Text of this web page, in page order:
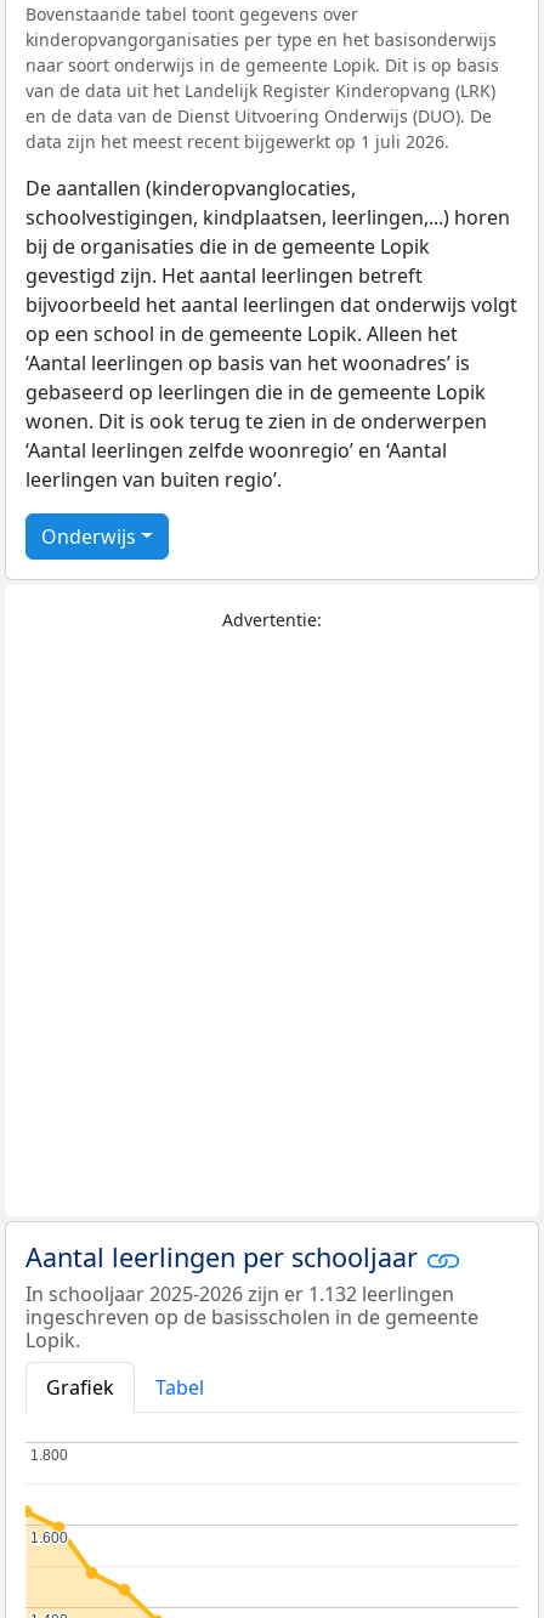
Bovenstaande tabel toont gegevens over
kinderopvangorganisaties per type en het basisonderwijs
naar soort onderwijs in de gemeente Lopik. Dit is op basis
van de data uit het Landelijk Register Kinderopvang (LRK)
en de data van de Dienst Uitvoering Onderwijs (DUO). De
data zijn het meest recent bijgewerkt op 1 juli 2026.
De aantallen (kinderopvanglocaties,
schoolvestigingen, kindplaatsen, leerlingen,...) horen
bij de organisaties die in de gemeente Lopik
gevestigd zijn. Het aantal leerlingen betreft
bijvoorbeeld het aantal leerlingen dat onderwijs volgt
op een school in de gemeente Lopik. Alleen het
‘Aantal leerlingen op basis van het woonadres’ is
gebaseerd op leerlingen die in de gemeente Lopik
wonen. Dit is ook terug te zien in de onderwerpen
‘Aantal leerlingen zelfde woonregio’ en ‘Aantal
leerlingen van buiten regio’.
Onderwijs
Advertentie:
Aantal leerlingen per schooljaar
In schooljaar 2025-2026 zijn er 1.132 leerlingen
ingeschreven op de basisscholen in de gemeente
Lopik.
Grafiek
Tabel
1.600
1.600
1.800
1.800